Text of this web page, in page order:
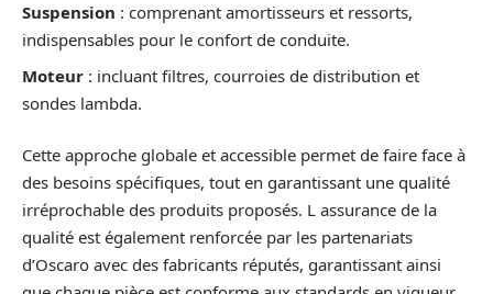
Suspension : comprenant amortisseurs et ressorts,
indispensables pour le confort de conduite.
Moteur : incluant filtres, courroies de distribution et
sondes lambda.
Cette approche globale et accessible permet de faire face à
des besoins spécifiques, tout en garantissant une qualité
irréprochable des produits proposés. L assurance de la
qualité est également renforcée par les partenariats
d’Oscaro avec des fabricants réputés, garantissant ainsi